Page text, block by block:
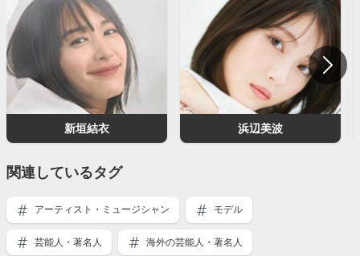
新垣結衣 浜辺美波
関連しているタグ
アーティスト・ミュージシャン モデル
芸能人・著名人 海外の芸能人・著名人